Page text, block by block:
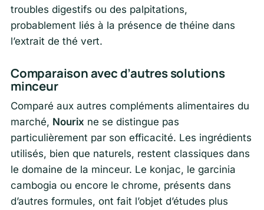
troubles digestifs ou des palpitations,
probablement liés à la présence de théine dans
l’extrait de thé vert.
Comparaison avec d’autres solutions
minceur
Comparé aux autres compléments alimentaires du
marché, Nourix ne se distingue pas
particulièrement par son efficacité. Les ingrédients
utilisés, bien que naturels, restent classiques dans
le domaine de la minceur. Le konjac, le garcinia
cambogia ou encore le chrome, présents dans
d’autres formules, ont fait l’objet d’études plus